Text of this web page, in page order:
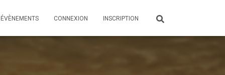
ÉVÈNEMENTS CONNEXION INSCRIPTION